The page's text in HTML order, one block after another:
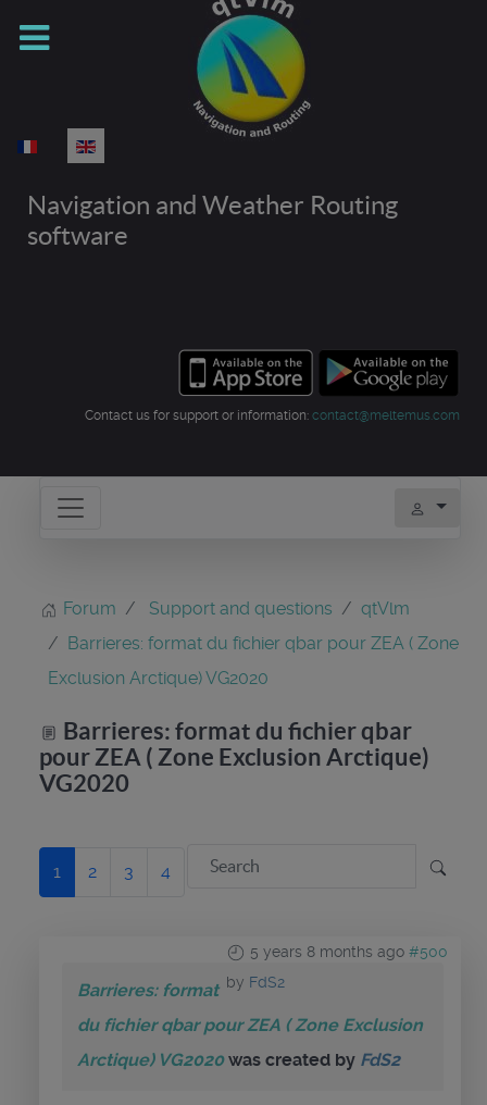
Select your language
Navigation and Weather Routing
software
Contact us for support or information: contact@meltemus.com
Forum Support and questions
qtVlm
Barrieres: format du fichier qbar pour ZEA ( Zone
Exclusion Arctique) VG2020
Barrieres: format du fichier qbar
pour ZEA ( Zone Exclusion Arctique)
VG2020
1 2 3 4
5 years 8 months ago #500
by FdS2
Barrieres: format
du fichier qbar pour ZEA ( Zone Exclusion
Arctique) VG2020was created by FdS2